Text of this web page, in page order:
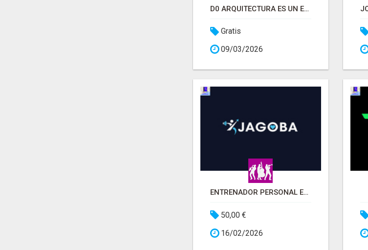
D0 ARQUITECTURA ES UN ESTUDIO UBICADO EN BILBAO, BIZKAIA
Gratis
09/03/2026
ENTRENADOR PERSONAL ESPECIALIZADO EN READAPTACIÓN EN BILBAO
50,00 €
16/02/2026